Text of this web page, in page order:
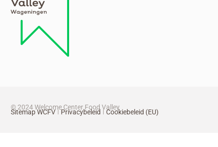
© 2024 Welcome Center Food Valley
Sitemap WCFV Privacybeleid Cookiebeleid (EU)